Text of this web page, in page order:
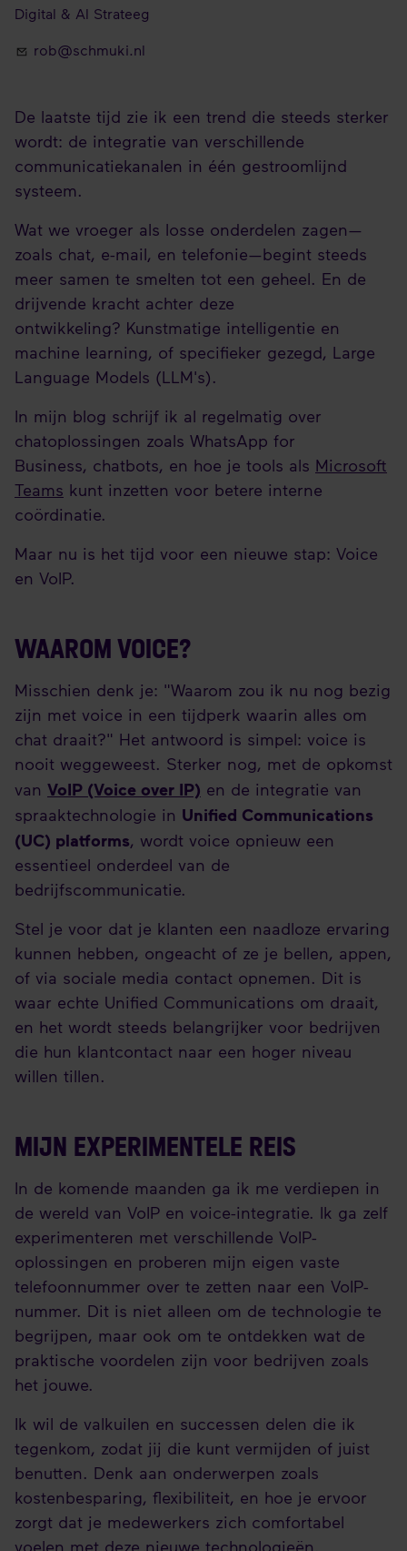
Digital & AI Strateeg
rob@schmuki.nl
De laatste tijd zie ik een trend die steeds sterker
wordt: de integratie van verschillende
communicatiekanalen in één gestroomlijnd
systeem.
Wat we vroeger als losse onderdelen zagen—
zoals chat, e-mail, en telefonie—begint steeds
meer samen te smelten tot een geheel. En de
drijvende kracht achter deze
ontwikkeling? Kunstmatige intelligentie en
machine learning, of specifieker gezegd, Large
Language Models (LLM's).
In mijn blog schrijf ik al regelmatig over
chatoplossingen zoals WhatsApp for
Business, chatbots, en hoe je tools als Microsoft
Teams kunt inzetten voor betere interne
coördinatie.
Maar nu is het tijd voor een nieuwe stap: Voice
en VoIP.
WAAROM VOICE?
Misschien denk je: "Waarom zou ik nu nog bezig
zijn met voice in een tijdperk waarin alles om
chat draait?" Het antwoord is simpel: voice is
nooit weggeweest. Sterker nog, met de opkomst
van VoIP (Voice over IP) en de integratie van
spraaktechnologie in Unified Communications
(UC) platforms, wordt voice opnieuw een
essentieel onderdeel van de
bedrijfscommunicatie.
Stel je voor dat je klanten een naadloze ervaring
kunnen hebben, ongeacht of ze je bellen, appen,
of via sociale media contact opnemen. Dit is
waar echte Unified Communications om draait,
en het wordt steeds belangrijker voor bedrijven
die hun klantcontact naar een hoger niveau
willen tillen.
MIJN EXPERIMENTELE REIS
In de komende maanden ga ik me verdiepen in
de wereld van VoIP en voice-integratie. Ik ga zelf
experimenteren met verschillende VoIP-
oplossingen en proberen mijn eigen vaste
telefoonnummer over te zetten naar een VoIP-
nummer. Dit is niet alleen om de technologie te
begrijpen, maar ook om te ontdekken wat de
praktische voordelen zijn voor bedrijven zoals
het jouwe.
Ik wil de valkuilen en successen delen die ik
tegenkom, zodat jij die kunt vermijden of juist
benutten. Denk aan onderwerpen zoals
kostenbesparing, flexibiliteit, en hoe je ervoor
zorgt dat je medewerkers zich comfortabel
voelen met deze nieuwe technologieën.